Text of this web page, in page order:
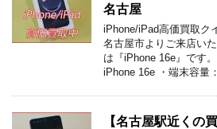
名古屋
iPhone/iPad高価買取ク
名古屋市よりご来店い
は『iPhone 16e』です
iPhone 16e ・端末容量
【名古屋駅近くの